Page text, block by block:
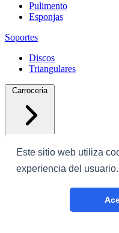
Este sitio web utiliza
experiencia del usuario.
Pulimento
Esponjas
Soportes
Discos
Triangulares
Carroceria
Plastico Con Cinta